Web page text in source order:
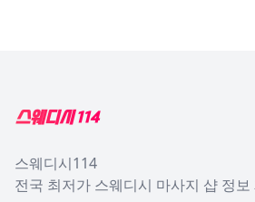
스웨디시114
전국 최저가 스웨디시 마사지 샵 정보